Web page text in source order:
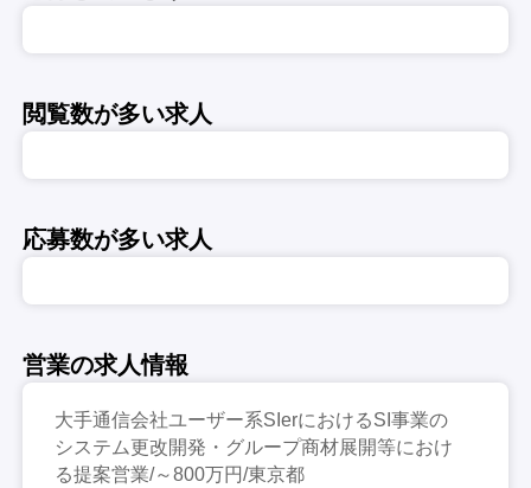
閲覧数が多い求人
応募数が多い求人
営業の求人情報
大手通信会社ユーザー系SIerにおけるSI事業の
システム更改開発・グループ商材展開等におけ
る提案営業/～800万円/東京都